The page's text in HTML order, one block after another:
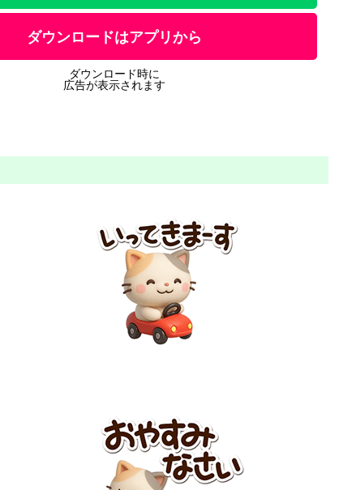
ダウンロードはアプリから
ダウンロード時に
広告が表示されます